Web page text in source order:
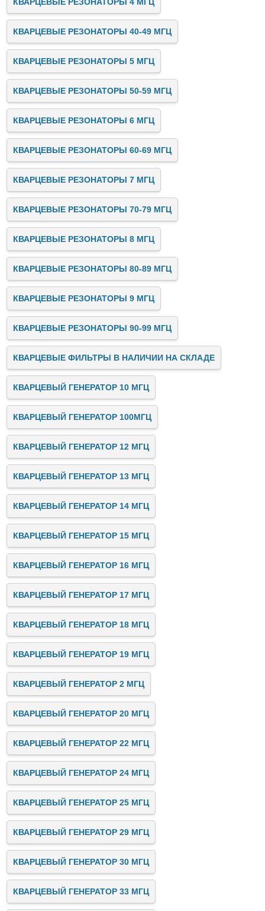
КВАРЦЕВЫЕ РЕЗОНАТОРЫ 40-49 МГЦ
КВАРЦЕВЫЕ РЕЗОНАТОРЫ 5 МГЦ
КВАРЦЕВЫЕ РЕЗОНАТОРЫ 50-59 МГЦ
КВАРЦЕВЫЕ РЕЗОНАТОРЫ 6 МГЦ
КВАРЦЕВЫЕ РЕЗОНАТОРЫ 60-69 МГЦ
КВАРЦЕВЫЕ РЕЗОНАТОРЫ 7 МГЦ
КВАРЦЕВЫЕ РЕЗОНАТОРЫ 70-79 МГЦ
КВАРЦЕВЫЕ РЕЗОНАТОРЫ 8 МГЦ
КВАРЦЕВЫЕ РЕЗОНАТОРЫ 80-89 МГЦ
КВАРЦЕВЫЕ РЕЗОНАТОРЫ 9 МГЦ
КВАРЦЕВЫЕ РЕЗОНАТОРЫ 90-99 МГЦ
КВАРЦЕВЫЕ ФИЛЬТРЫ В НАЛИЧИИ НА СКЛАДЕ
КВАРЦЕВЫЙ ГЕНЕРАТОР 10 МГЦ
КВАРЦЕВЫЙ ГЕНЕРАТОР 100МГЦ
КВАРЦЕВЫЙ ГЕНЕРАТОР 12 МГЦ
КВАРЦЕВЫЙ ГЕНЕРАТОР 13 МГЦ
КВАРЦЕВЫЙ ГЕНЕРАТОР 14 МГЦ
КВАРЦЕВЫЙ ГЕНЕРАТОР 15 МГЦ
КВАРЦЕВЫЙ ГЕНЕРАТОР 16 МГЦ
КВАРЦЕВЫЙ ГЕНЕРАТОР 17 МГЦ
КВАРЦЕВЫЙ ГЕНЕРАТОР 18 МГЦ
КВАРЦЕВЫЙ ГЕНЕРАТОР 19 МГЦ
КВАРЦЕВЫЙ ГЕНЕРАТОР 2 МГЦ
КВАРЦЕВЫЙ ГЕНЕРАТОР 20 МГЦ
КВАРЦЕВЫЙ ГЕНЕРАТОР 22 МГЦ
КВАРЦЕВЫЙ ГЕНЕРАТОР 24 МГЦ
КВАРЦЕВЫЙ ГЕНЕРАТОР 25 МГЦ
КВАРЦЕВЫЙ ГЕНЕРАТОР 29 МГЦ
КВАРЦЕВЫЙ ГЕНЕРАТОР 30 МГЦ
КВАРЦЕВЫЙ ГЕНЕРАТОР 33 МГЦ